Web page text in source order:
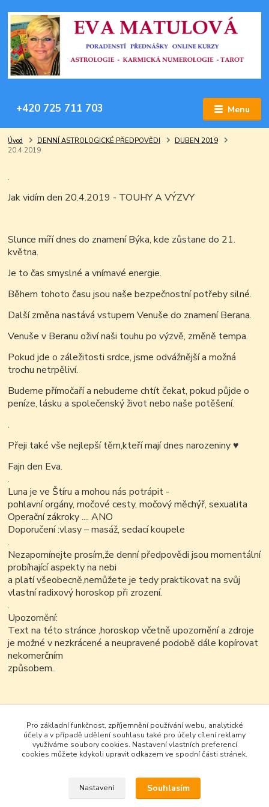
Menu
+420 725 711 703
Úvod DENNÍ ASTROLOGICKÉ PŘEDPOVĚDI
DUBEN 2019
20.4.2019
.
Jak vidím den 20.4.2019 - TOUHY A VÝZVY
Slunce míří dnes do znamení Býka, kde zůstane do 21.
května.
Je to čas smyslné a vnímavé energie.
Během tohoto času jsou naše bezpečnostní potřeby silné.
Další změna nastává vstupem Venuše do znamení Berana.
Venuše v Beranuoživí naši touhu po výzvě, změně tempa.
Pokud jde o záležitosti srdce, jsme odvážnější a možná
trochu netrpěliví.
Budeme přímočaří a nebudeme chtít čekat, pokud půjde o
peníze, lásku a společenský život nebo naše potěšení.
.
Přeji také vše nejlepší těm,kteří mají dnes narozeniny♥
Fajn den Eva.
.
Luna je ve Štíru a mohou nás potrápit -
pohlavní orgány, močové cesty, močový měchýř, sexualita
Operační zákroky .... ANO
Doporučení :vlasy – masáž, sedací koupele
.
Nezapomínejte prosím,že denní předpovědi jsou momentální
probíhající aspekty na nebi
a platí všeobecně,nemůžete je tedy praktikovat na svůj
vlastní radixový horoskop při zrození.
.
Upozornění:
Text na této stránce ,horoskop včetně upozornění a zdroje
je možné v nezkrácené a neupravené podobě dále kopírovat
nekomerčním
způsobem..
Pro základní funkčnost, zpříjemnění používání webu, analytické
účely a v případě udělení souhlasu také pro účely cílení reklamy
využíváme soubory cookies. Nastavení vlastních preferencí
cookies můžete kdykoli upravit odkazem ve spodní části stránek.
Nastavení Souhlasím